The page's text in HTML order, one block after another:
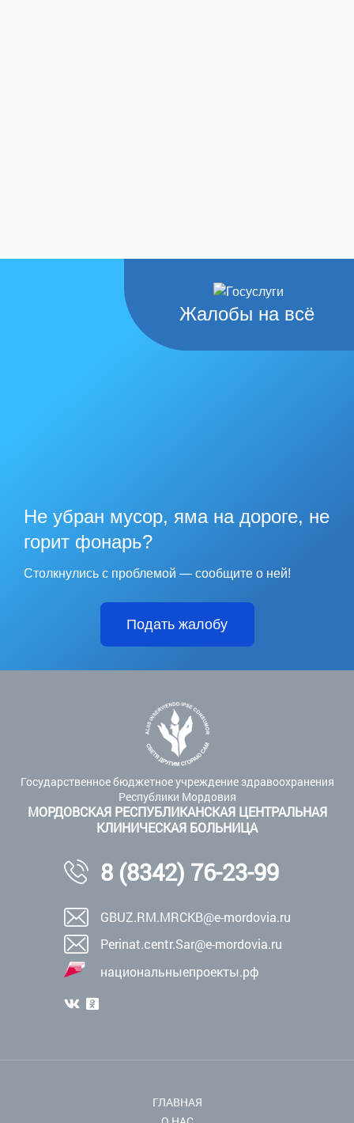
Жалобы на всё
Не убран мусор, яма на дороге, не
горит фонарь?
Столкнулись с проблемой — сообщите о ней!
Подать жалобу
Государственное бюджетное учреждение здравоохранения
Республики Мордовия
МОРДОВСКАЯ РЕСПУБЛИКАНСКАЯ ЦЕНТРАЛЬНАЯ
КЛИНИЧЕСКАЯ БОЛЬНИЦА
8 (8342) 76-23-99
GBUZ.RM.MRCKB@e-mordovia.ru
Perinat.centr.Sar@e-mordovia.ru
национальныепроекты.рф
ГЛАВНАЯ